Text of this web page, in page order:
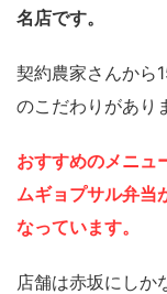
名店です。
契約農家さんから
のこだわりがあり
おすすめのメニュ
ムギョプサル弁当
なっています。
店舗は赤坂にしか